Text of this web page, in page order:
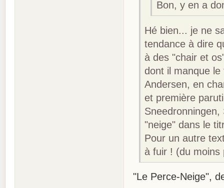
Bon, y en a
Hé bien... je ne
tendance à dire
à des "chair et
dont il manque
Andersen, en
et première
"neige" dans le
Pour un autre
à fuir ! (du moins
"Le Perce-Neige",